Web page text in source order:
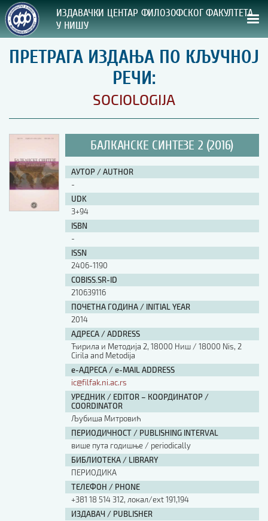
ИЗДАВАЧКИ ЦЕНТАР ФИЛОЗОФСКОГ ФАКУЛТЕТА
У НИШУ
СВА НАША ИЗДАЊА
ВРСТА ИЗДАЊА:
ПРЕГЛЕД
УПУТСТВА
УПУТСТВА
Правилник о издавачкој делатности
Упутство ауторима
Упутство уредницима
Изјава о ауторству
Изјава о лектури
Изјава о коришћењу ауторског дела
Упутство за бирање лиценце
Уговор са аутором
Шаблон прве стране и импресума [B5, ћир]
Шаблон прве стране и импресума [B5, лат]
Шаблон прве стране и импресума [B5, енг]
Етички кодекс
ПРЕТРАГА ИЗДАЊА
Наслов или део наслова
ПРЕТРАГА ИЗДАЊА ПО КЉУЧНОЈ
РЕЧИ:
SOCIOLOGIJA
БАЛКАНСКЕ СИНТЕЗЕ 2 (2016)
АУТОР / AUTHOR
-
UDK
3+94
ISBN
-
ISSN
2406-1190
COBISS.SR-ID
210639116
ПОЧЕТНА ГОДИНА / INITIAL YEAR
2014
АДРЕСА / ADDRESS
Ћирила и Методија 2, 18000 Ниш / 18000 Nis, 2
Cirila and Metodija
е-АДРЕСА / e-MAIL ADDRESS
ic@filfak.ni.ac.rs
УРЕДНИК / EDITOR – КООРДИНАТОР /
COORDINATOR
Љубиша Митровић
ПЕРИОДИЧНОСТ / PUBLISHING INTERVAL
више пута годишње / periodically
БИБЛИОТЕКА / LIBRARY
ПЕРИОДИКА
ТЕЛЕФОН / PHONE
+381 18 514 312, локал/ext 191,194
ИЗДАВАЧ / PUBLISHER